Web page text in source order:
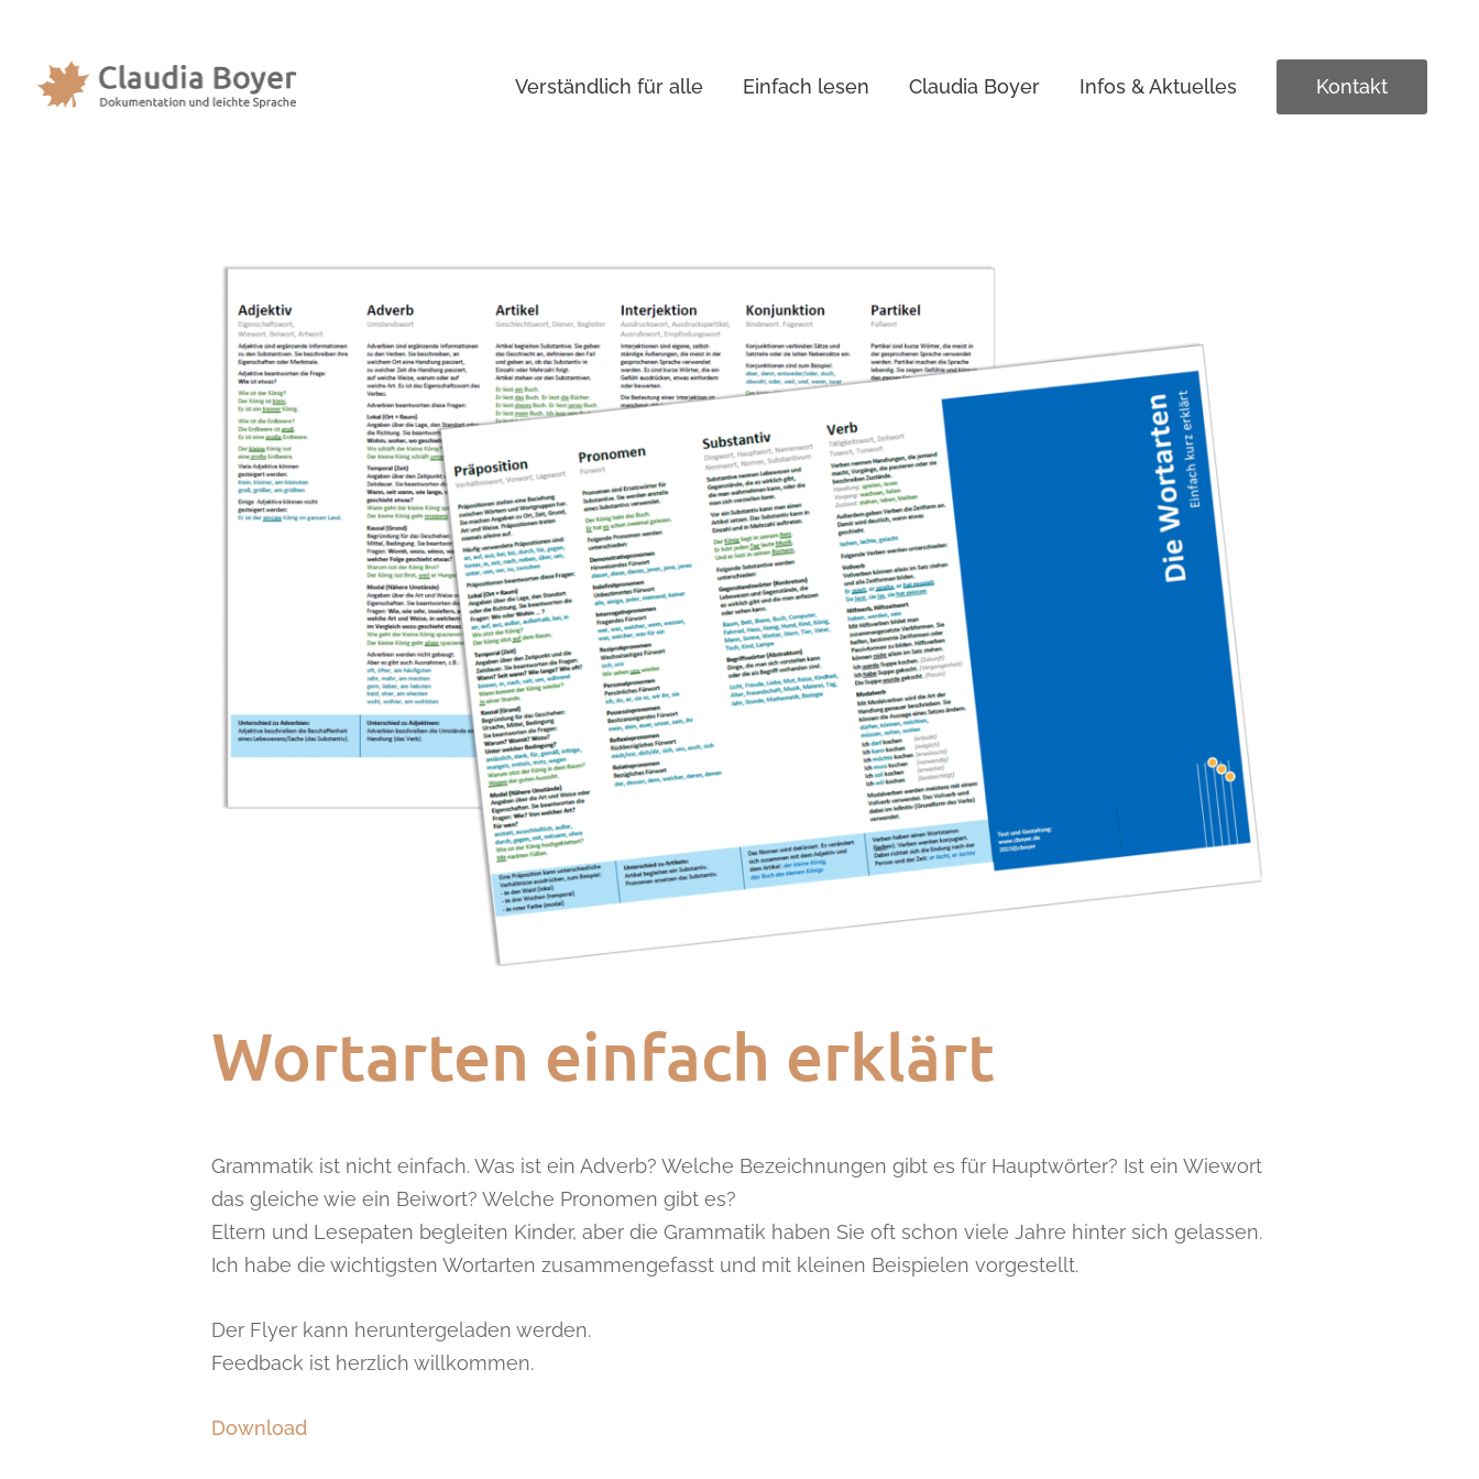
Verständlich für alle Einfach lesen Claudia Boyer Infos & Aktuelles Kontakt
Wortarten einfach erklärt
Grammatik ist nicht einfach. Was ist ein Adverb? Welche Bezeichnungen gibt es für Hauptwörter? Ist ein Wiewort
das gleiche wie ein Beiwort? Welche Pronomen gibt es?
Eltern und Lesepaten begleiten Kinder, aber die Grammatik haben Sie oft schon viele Jahre hinter sich gelassen.
Ich habe die wichtigsten Wortarten zusammengefasst und mit kleinen Beispielen vorgestellt.
Der Flyer kann heruntergeladen werden.
Feedback ist herzlich willkommen.
Download